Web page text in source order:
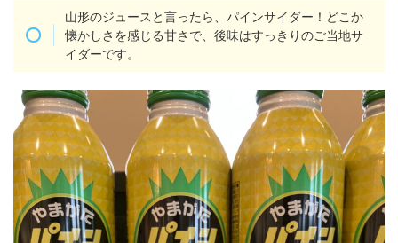
山形のジュースと言ったら、パインサイダー！どこか
懐かしさを感じる甘さで、後味はすっきりのご当地サ
イダーです。